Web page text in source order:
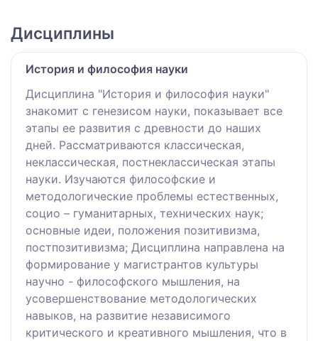
Дисциплины
История и философия науки
Дисциплина "История и философия науки"
знакомит с генезисом науки, показывает все
этапы ее развития с древности до наших
дней. Рассматриваются классическая,
неклассическая, постнеклассическая этапы
науки. Изучаются философские и
методологические проблемы естественных,
социо – гуманитарных, технических наук;
основные идеи, положения позитивизма,
постпозитивизма; Дисциплина направлена на
формирование у магистрантов культуры
научно - философского мышления, на
усовершенствование методологических
навыков, на развитие независимого
критического и креативного мышления, что в